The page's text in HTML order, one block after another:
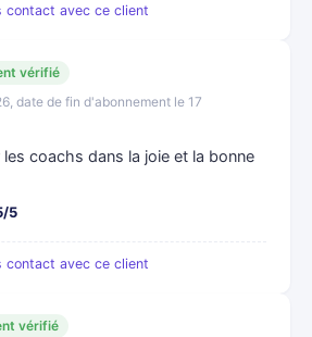
contact avec ce client
vérifié
date de fin d'abonnement le 17
coachs dans la joie et la bonne
5
contact avec ce client
vérifié